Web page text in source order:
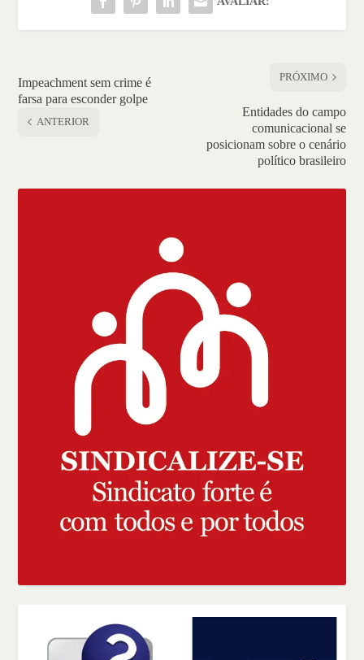
Impeachment sem crime é
farsa para esconder golpe
ANTERIOR
PRÓXIMO
Entidades do campo
comunicacional se
posicionam sobre o cenário
político brasileiro